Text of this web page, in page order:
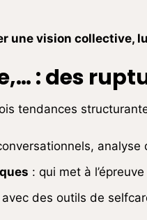
une vision collective,
: des
tendances
: qui met à
avec des outils de